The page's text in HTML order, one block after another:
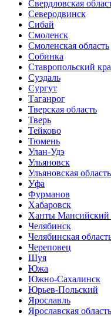
Свердловская
Северодвинск
Сибай
Смоленск
Смоленская область
Собинка
Ставропольский
Суздаль
Сургут
Таганрог
Тверская область
Тверь
Тейково
Тюмень
Улан-Удэ
Ульяновск
Ульяновская область
Уфа
Фурманов
Хабаровск
Ханты
Челябинск
Челябинская
Череповец
Шуя
Южа
Южно-Сахалинск
Юрьев-Польский
Ярославль
Ярославская область